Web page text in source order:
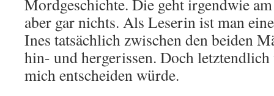
Mordgeschichte. Die geht irgendwie
aber gar nichts. Als Leserin ist man
Ines tatsächlich zwischen den beiden
hin- und hergerissen. Doch
mich entscheiden würde.